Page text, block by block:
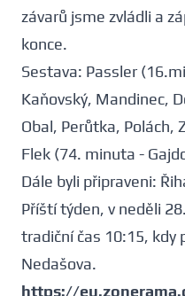
závarů jsme zvládli a
konce.
Sestava: Passler
Kaňovský, Mandinec,
Obal, Perůtka, Polách,
Flek (74. minuta -
Dále byli připraveni:
Příští týden, v neděli
tradiční čas 10:15, kdy
Nedašova.
https://